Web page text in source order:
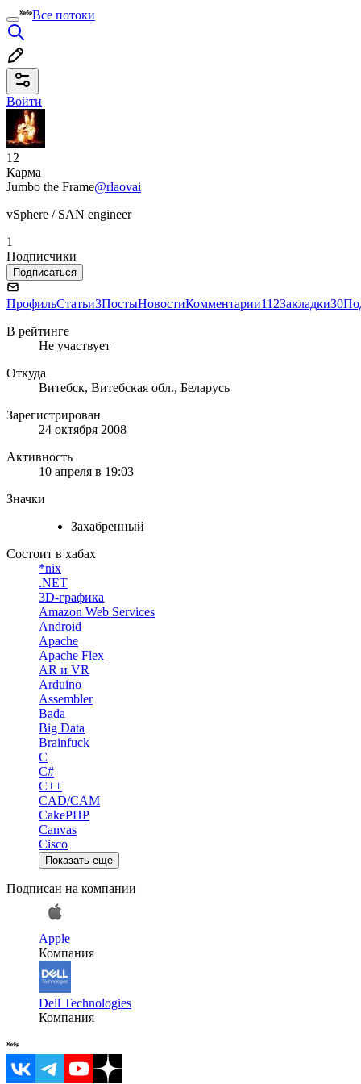
Все потоки
Войти
12
Карма
Jumbo the Frame@rlaovai
vSphere / SAN engineer
1
Подписчики
Подписаться
ПрофильСтатьи3ПостыНовостиКомментарии112Закладки30
В рейтинге
Не участвует
Откуда
Витебск, Витебская обл., Беларусь
Зарегистрирован
24 октября 2008
Активность
10 апреля в 19:03
Значки
Захабренный
Состоит в хабах
*nix
.NET
3D-графика
Amazon Web Services
Android
Apache
Apache Flex
AR и VR
Arduino
Assembler
Bada
Big Data
Brainfuck
C
C#
C++
CAD/CAM
CakePHP
Canvas
Cisco
Показать еще
Подписан на компании
Apple
Компания
Dell Technologies
Компания